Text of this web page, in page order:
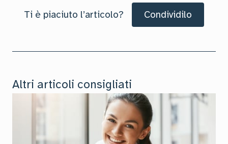
Ti è piaciuto l’articolo? Condividilo
Altri articoli consigliati